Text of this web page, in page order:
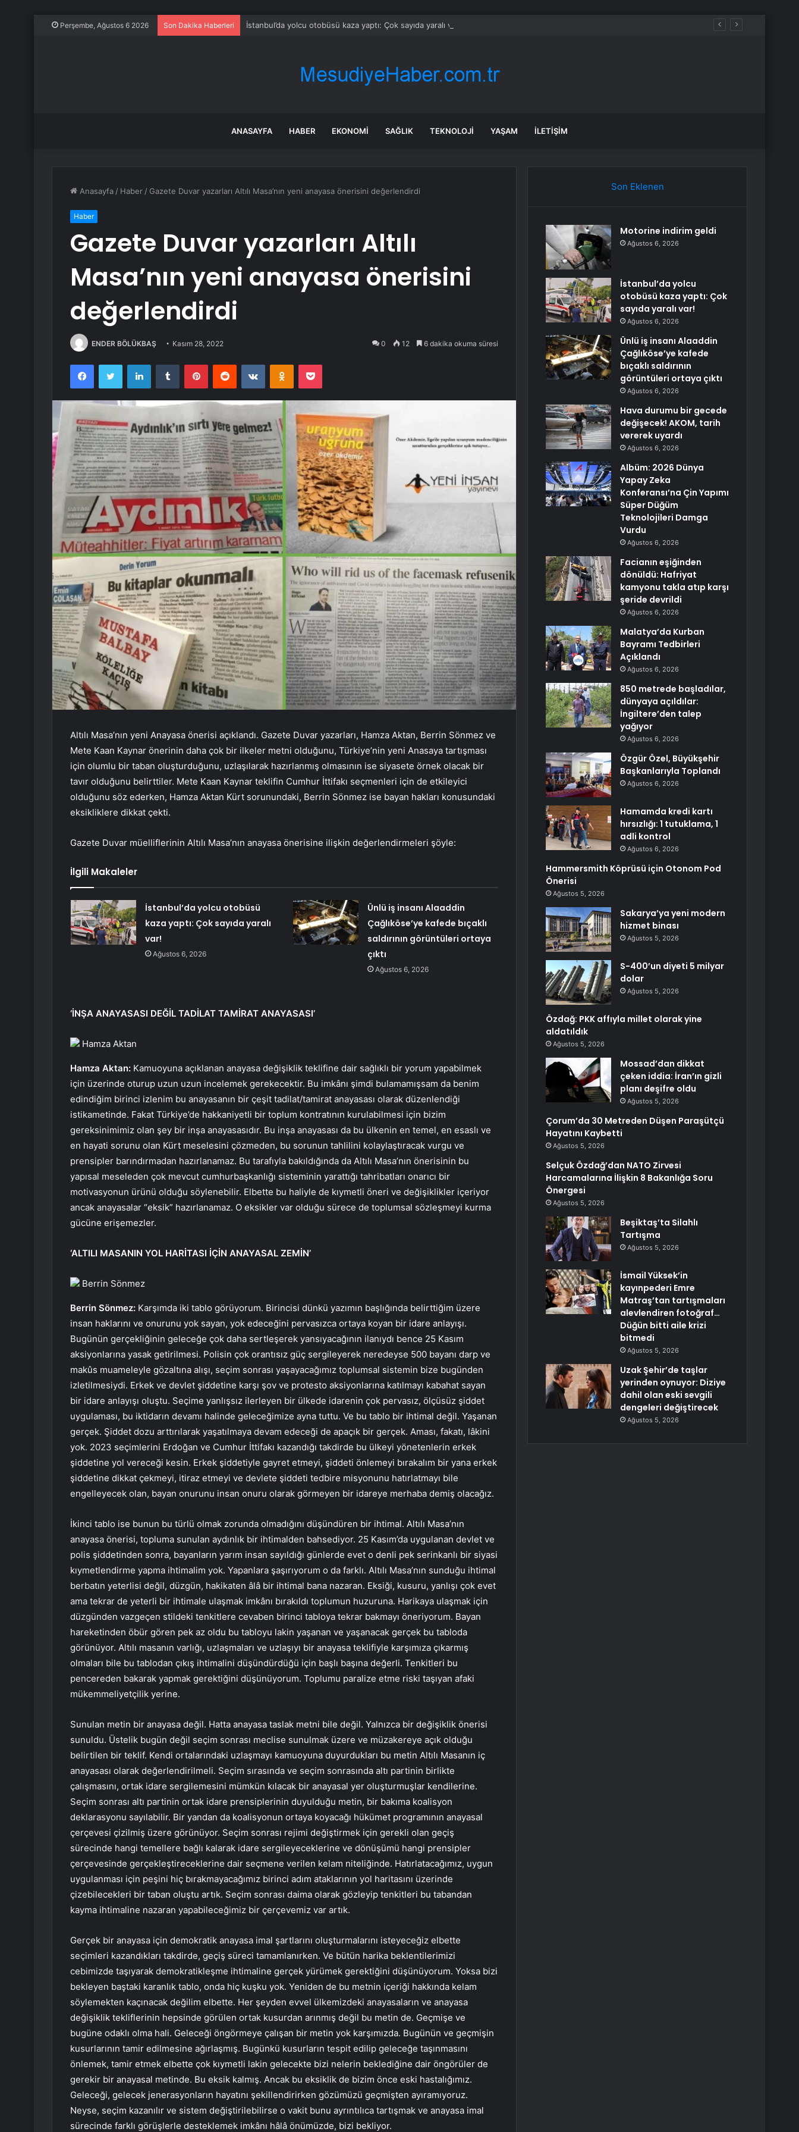
Perşembe, Ağustos 6 2026 Son Dakika Haberleri İstanbul’da yolcu otobüsü kaza yaptı: Çok sayıda yaralı var!
ANASAYFA HABER EKONOMI SAĞLIK TEKNOLOJI YAŞAM İLETIŞIM
Anasayfa / Haber / Gazete Duvar yazarları Altılı Masa’nın yeni anayasa önerisini değerlendirdi
Haber
Gazete Duvar yazarları Altılı
Masa’nın yeni anayasa önerisini
değerlendirdi
ENDER BÖLÜKBAŞ Kasım 28, 2022 0 12 6 dakika okuma süresi
FacebookTwitter LinkedInTumblr PinterestReddit VKontakteOdnoklassniki
Pocket
Altılı Masa’nın yeni Anayasa önerisi açıklandı. Gazete Duvar yazarları, Hamza Aktan, Berrin Sönmez ve
Mete Kaan Kaynar önerinin daha çok bir ilkeler metni olduğunu, Türkiye’nin yeni Anasaya tartışması
için olumlu bir taban oluşturduğunu, uzlaşılarak hazırlanmış olmasının ise siyasete örnek olacak bir
tavır olduğunu belirttiler. Mete Kaan Kaynar teklifin Cumhur İttifakı seçmenleri için de etkileyici
olduğunu söz ederken, Hamza Aktan Kürt sorunundaki, Berrin Sönmez ise bayan hakları konusundaki
eksikliklere dikkat çekti.
Gazete Duvar müelliflerinin Altılı Masa’nın anayasa önerisine ilişkin değerlendirmeleri şöyle:
İlgili Makaleler
İstanbul’da yolcu otobüsü
kaza yaptı: Çok sayıda yaralı
var!
Ağustos 6, 2026
Ünlü iş insanı Alaaddin
Çağlıköse’ye kafede bıçaklı
saldırının görüntüleri ortaya
çıktı
Ağustos 6, 2026
‘İNŞA ANAYASASI DEĞİL TADİLAT TAMİRAT ANAYASASI’
Hamza Aktan
Hamza Aktan: Kamuoyuna açıklanan anayasa değişiklik teklifine dair sağlıklı bir yorum yapabilmek
için üzerinde oturup uzun uzun incelemek gerekecektir. Bu imkânı şimdi bulamamışsam da benim
edindiğim birinci izlenim bu anayasanın bir çeşit tadilat/tamirat anayasası olarak düzenlendiği
istikametinde. Fakat Türkiye’de hakkaniyetli bir toplum kontratının kurulabilmesi için bizim
gereksinimimiz olan şey bir inşa anayasasıdır. Bu inşa anayasası da bu ülkenin en temel, en esaslı ve
en hayati sorunu olan Kürt meselesini çözmeden, bu sorunun tahlilini kolaylaştıracak vurgu ve
prensipler barındırmadan hazırlanamaz. Bu tarafıyla bakıldığında da Altılı Masa’nın önerisinin bu
yapısal meseleden çok mevcut cumhurbaşkanlığı sisteminin yarattığı tahribatları onarıcı bir
motivasyonun ürünü olduğu söylenebilir. Elbette bu haliyle de kıymetli öneri ve değişiklikler içeriyor
ancak anayasalar “eksik” hazırlanamaz. O eksikler var olduğu sürece de toplumsal sözleşmeyi kurma
gücüne erişemezler.
‘ALTILI MASANIN YOL HARİTASI İÇİN ANAYASAL ZEMİN’
Berrin Sönmez
Berrin Sönmez: Karşımda iki tablo görüyorum. Birincisi dünkü yazımın başlığında belirttiğim üzere
insan haklarını ve onurunu yok sayan, yok edeceğini pervasızca ortaya koyan bir idare anlayışı.
Bugünün gerçekliğinin geleceğe çok daha sertleşerek yansıyacağının ilanıydı bence 25 Kasım
aksiyonlarına yasak getirilmesi. Polisin çok orantısız güç sergileyerek neredeyse 500 bayanı darp ve
makûs muameleyle gözaltına alışı, seçim sonrası yaşayacağımız toplumsal sistemin bize bugünden
izletilmesiydi. Erkek ve devlet şiddetine karşı şov ve protesto aksiyonlarına katılmayı kabahat sayan
bir idare anlayışı oluştu. Seçime yanlışsız ilerleyen bir ülkede idarenin çok pervasız, ölçüsüz şiddet
uygulaması, bu iktidarın devamı halinde geleceğimize ayna tuttu. Ve bu tablo bir ihtimal değil. Yaşanan
gerçek. Şiddet dozu arttırılarak yaşatılmaya devam edeceği de apaçık bir gerçek. Aması, fakatı, lâkini
yok. 2023 seçimlerini Erdoğan ve Cumhur İttifakı kazandığı takdirde bu ülkeyi yönetenlerin erkek
şiddetine yol vereceği kesin. Erkek şiddetiyle gayret etmeyi, şiddeti önlemeyi bırakalım bir yana erkek
şiddetine dikkat çekmeyi, itiraz etmeyi ve devlete şiddeti tedbire misyonunu hatırlatmayı bile
engelleyecek olan, bayan onurunu insan onuru olarak görmeyen bir idareye merhaba demiş olacağız.
İkinci tablo ise bunun bu türlü olmak zorunda olmadığını düşündüren bir ihtimal. Altılı Masa’nın
anayasa önerisi, topluma sunulan aydınlık bir ihtimalden bahsediyor. 25 Kasım’da uygulanan devlet ve
polis şiddetinden sonra, bayanların yarım insan sayıldığı günlerde evet o denli pek serinkanlı bir siyasi
kıymetlendirme yapma ihtimalim yok. Yapanlara şaşırıyorum o da farklı. Altılı Masa’nın sunduğu ihtimal
berbatın yeterlisi değil, düzgün, hakikaten âlâ bir ihtimal bana nazaran. Eksiği, kusuru, yanlışı çok evet
ama tekrar de yeterli bir ihtimale ulaşmak imkânı bırakıldı toplumun huzuruna. Harikaya ulaşmak için
düzgünden vazgeçen stildeki tenkitlere cevaben birinci tabloya tekrar bakmayı öneriyorum. Bayan
hareketinden öbür gören pek az oldu bu tabloyu lakin yaşanan ve yaşanacak gerçek bu tabloda
görünüyor. Altılı masanın varlığı, uzlaşmaları ve uzlaşıyı bir anayasa teklifiyle karşımıza çıkarmış
olmaları bile bu tablodan çıkış ihtimalini düşündürdüğü için başlı başına değerli. Tenkitleri bu
pencereden bakarak yapmak gerektiğini düşünüyorum. Toplumu paralize etme riski taşıyan afaki
mükemmeliyetçilik yerine.
Sunulan metin bir anayasa değil. Hatta anayasa taslak metni bile değil. Yalnızca bir değişiklik önerisi
sunuldu. Üstelik bugün değil seçim sonrası meclise sunulmak üzere ve müzakereye açık olduğu
belirtilen bir teklif. Kendi ortalarındaki uzlaşmayı kamuoyuna duyurdukları bu metin Altılı Masanın iç
anayasası olarak değerlendirilmeli. Seçim sırasında ve seçim sonrasında altı partinin birlikte
çalışmasını, ortak idare sergilemesini mümkün kılacak bir anayasal yer oluşturmuşlar kendilerine.
Seçim sonrası altı partinin ortak idare prensiplerinin duyulduğu metin, bir bakıma koalisyon
deklarasyonu sayılabilir. Bir yandan da koalisyonun ortaya koyacağı hükümet programının anayasal
çerçevesi çizilmiş üzere görünüyor. Seçim sonrası rejimi değiştirmek için gerekli olan geçiş
sürecinde hangi temellere bağlı kalarak idare sergileyeceklerine ve dönüşümü hangi prensipler
çerçevesinde gerçekleştireceklerine dair seçmene verilen kelam niteliğinde. Hatırlatacağımız, uygun
uygulanması için peşini hiç bırakmayacağımız birinci adım ataklarının yol haritasını üzerinde
çizebilecekleri bir taban oluştu artık. Seçim sonrası daima olarak gözleyip tenkitleri bu tabandan
kayma ihtimaline nazaran yapabileceğimiz bir çerçevemiz var artık.
Gerçek bir anayasa için demokratik anayasa imal şartlarını oluşturmalarını isteyeceğiz elbette
seçimleri kazandıkları takdirde, geçiş süreci tamamlanırken. Ve bütün harika beklentilerimizi
cebimizde taşıyarak demokratikleşme ihtimaline gerçek yürümek gerektiğini düşünüyorum. Yoksa bizi
bekleyen baştaki karanlık tablo, onda hiç kuşku yok. Yeniden de bu metnin içeriği hakkında kelam
söylemekten kaçınacak değilim elbette. Her şeyden evvel ülkemizdeki anayasaların ve anayasa
değişiklik tekliflerinin hepsinde görülen ortak kusurdan arınmış değil bu metin de. Geçmişe ve
bugüne odaklı olma hali. Geleceği öngörmeye çalışan bir metin yok karşımızda. Bugünün ve geçmişin
kusurlarının tamir edilmesine ağırlaşmış. Bugünkü kusurların tespit edilip geleceğe taşınmasını
önlemek, tamir etmek elbette çok kıymetli lakin gelecekte bizi nelerin beklediğine dair öngörüler de
gerekir bir anayasal metinde. Bu eksik kalmış. Ancak bu eksiklik de bizim önce eski hastalığımız.
Geleceği, gelecek jenerasyonların hayatını şekillendirirken gözümüzü geçmişten ayıramıyoruz.
Neyse, seçim kazanılır ve sistem değiştirilebilirse o vakit bunu ayrıntılıca tartışmak ve anayasa imal
sürecinde farklı görüşlerle desteklemek imkânı hâlâ önümüzde, bizi bekliyor.
Son Eklenen
Motorine indirim geldi
Ağustos 6, 2026
İstanbul’da yolcu
otobüsü kaza yaptı: Çok
sayıda yaralı var!
Ağustos 6, 2026
Ünlü iş insanı Alaaddin
Çağlıköse’ye kafede
bıçaklı saldırının
görüntüleri ortaya çıktı
Ağustos 6, 2026
Hava durumu bir gecede
değişecek! AKOM, tarih
vererek uyardı
Ağustos 6, 2026
Albüm: 2026 Dünya
Yapay Zeka
Konferansı’na Çin Yapımı
Süper Düğüm
Teknolojileri Damga
Vurdu
Ağustos 6, 2026
Facianın eşiğinden
dönüldü: Hafriyat
kamyonu takla atıp karşı
şeride devrildi
Ağustos 6, 2026
Malatya’da Kurban
Bayramı Tedbirleri
Açıklandı
Ağustos 6, 2026
850 metrede başladılar,
dünyaya açıldılar:
İngiltere’den talep
yağıyor
Ağustos 6, 2026
Özgür Özel, Büyükşehir
Başkanlarıyla Toplandı
Ağustos 6, 2026
Hamamda kredi kartı
hırsızlığı: 1 tutuklama, 1
adli kontrol
Ağustos 6, 2026
Hammersmith Köprüsü için Otonom Pod
Önerisi
Ağustos 5, 2026
Sakarya’ya yeni modern
hizmet binası
Ağustos 5, 2026
S-400’un diyeti 5 milyar
dolar
Ağustos 5, 2026
Özdağ: PKK affıyla millet olarak yine
aldatıldık
Ağustos 5, 2026
Mossad’dan dikkat
çeken iddia: İran’ın gizli
planı deşifre oldu
Ağustos 5, 2026
Çorum’da 30 Metreden Düşen Paraşütçü
Hayatını Kaybetti
Ağustos 5, 2026
Selçuk Özdağ’dan NATO Zirvesi
Harcamalarına İlişkin 8 Bakanlığa Soru
Önergesi
Ağustos 5, 2026
Beşiktaş’ta Silahlı
Tartışma
Ağustos 5, 2026
İsmail Yüksek’in
kayınpederi Emre
Matraş’tan tartışmaları
alevlendiren fotoğraf…
Düğün bitti aile krizi
bitmedi
Ağustos 5, 2026
Uzak Şehir’de taşlar
yerinden oynuyor: Diziye
dahil olan eski sevgili
dengeleri değiştirecek
Ağustos 5, 2026